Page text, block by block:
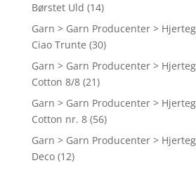
Børstet Uld (14)
Garn > Garn Producenter >
Ciao Trunte (30)
Garn > Garn Producenter >
Cotton 8/8 (21)
Garn > Garn Producenter >
Cotton nr. 8 (56)
Garn > Garn Producenter >
Deco (12)